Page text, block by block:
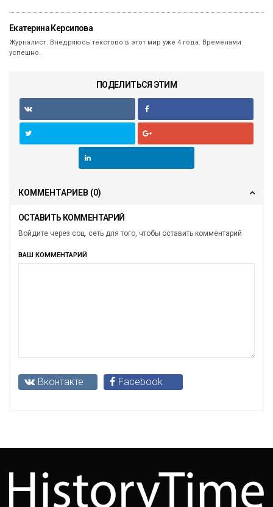
Екатерина Керсипова
Журналист. Внедряюсь текстово в этот мир уже 4 года. Временами
успешно.
ПОДЕЛИТЬСЯ ЭТИМ
КОММЕНТАРИЕВ (0)
ОСТАВИТЬ КОММЕНТАРИЙ
Войдите через соц. сеть для того, чтобы оставить комментарий
ВАШ КОММЕНТАРИЙ
Вконтакте Facebook